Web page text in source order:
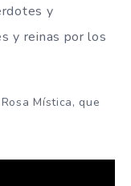
y
y reinas por los
Mística, que